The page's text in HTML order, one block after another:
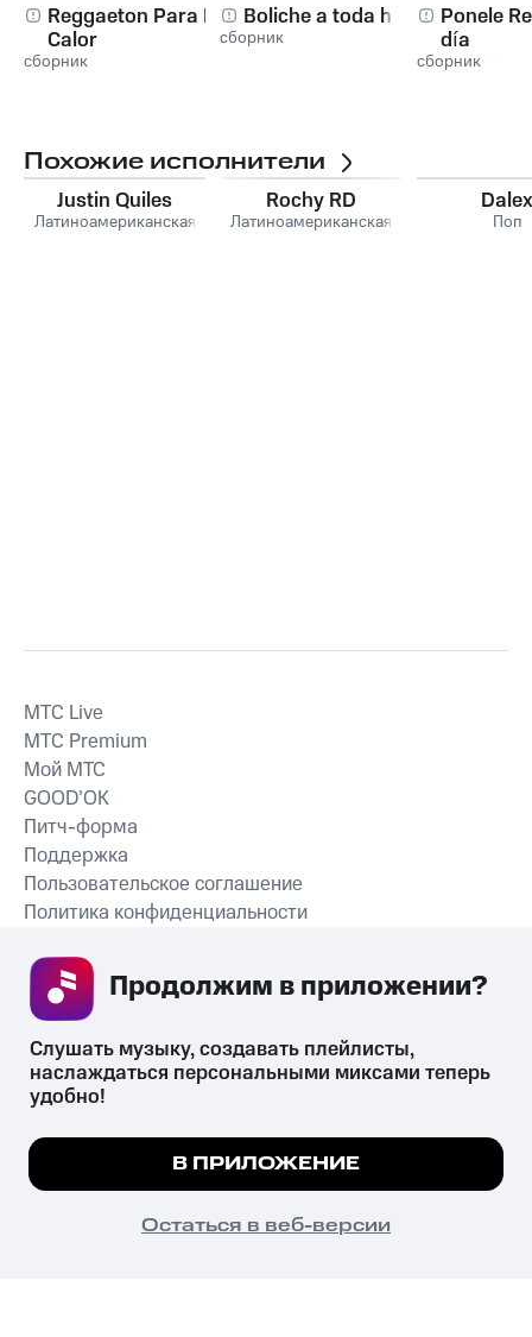
Reggaeton Para El
Calor
сборник
Boliche a toda hora
сборник
Ponele
día
сборник
Похожие исполнители
Justin Quiles
Латиноамериканская
Rochy RD
Латиноамериканская Поп
СКАЧАТЬ ПРИЛОЖЕНИЕ
MTС Live
MTС Premium
Мой МТС
GOOD’OK
Питч-форма
Поддержка
Пользовательское соглашение
Политика конфиденциальности
психотропных веществ, их аналогов причиняет вред здоровью,
их незаконный оборот запрещён и влечёт установленную
законодательством ответственность.
© 2026 ООО «КИОН».
Все права защищены
Мы используем куки, чтобы на сайте все
Подробнее
ПОНЯТНО
Слушать музыку, создавать плейлисты,
наслаждаться персональными миксами теперь
удобно!
В ПРИЛОЖЕНИЕ
Остаться в веб-версии